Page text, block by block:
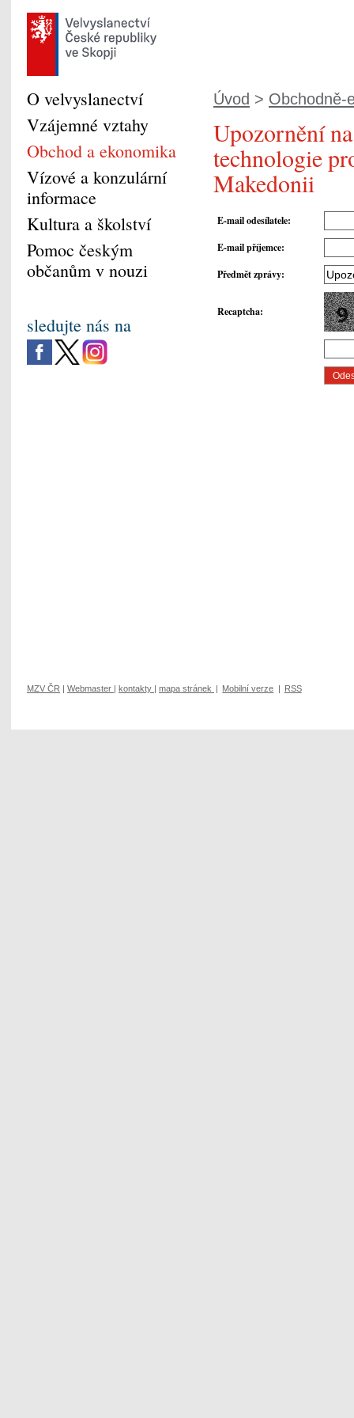
Úvod > Obchodně-
Upozornění
technologie
Makedonii
E-mail odesílatele:
E-mail příjemce:
Předmět zprávy:
Recaptcha:
O velvyslanectví
Vzájemné vztahy
Obchod a ekonomika
Vízové a konzulární
informace
Kultura a školství
Pomoc českým
občanům v nouzi
sledujte nás na
MZV ČR | Webmaster | kontakty | mapa stránek | Mobilní verze | RSS